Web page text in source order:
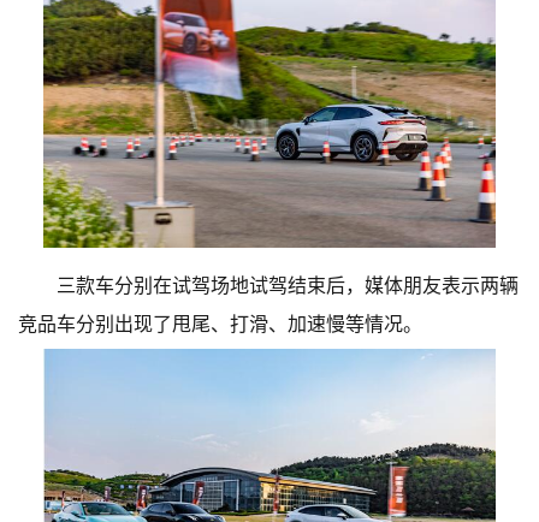
三款车分别在试驾场地试驾结束后，媒体朋友表示两辆
竞品车分别出现了甩尾、打滑、加速慢等情况。